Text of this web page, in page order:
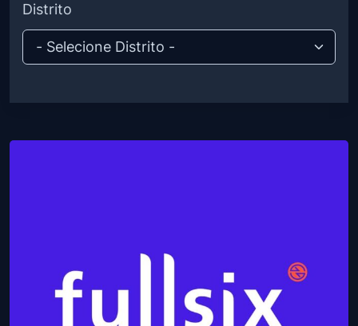
Vídeo Marketing
Desenvolvimento de apps
Assessoria de imprensa
Distrito